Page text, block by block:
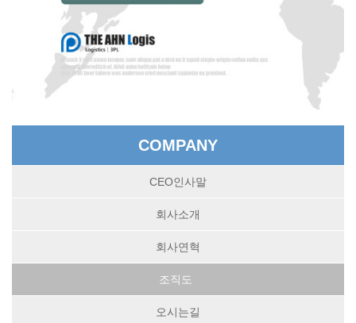
COMPANY
CEO인사말
회사소개
회사연혁
조직도
오시는길